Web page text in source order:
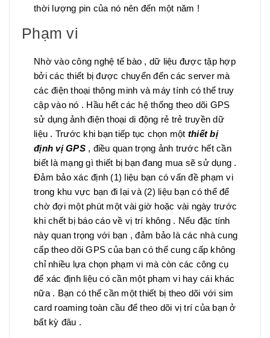
thời lượng pin của nó nên đến một năm !
Phạm vi
Nhờ vào công nghệ tế bào , dữ liệu được tập hợp
bởi các thiết bị được chuyển đến các server mà
các điện thoại thông minh và máy tính có thể truy
cập vào nó . Hầu hết các hệ thống theo dõi GPS
sử dụng ảnh điện thoại di động rẻ trẻ truyền dữ
liệu . Trước khi bạn tiếp tục chọn một thiết bị
định vị GPS , điều quan trọng ảnh trước hết cần
biết là mạng gì thiết bị bạn đang mua sẽ sử dụng .
Đảm bảo xác định (1) liệu bạn có vấn đề phạm vi
trong khu vực bạn đi lại và (2) liệu bạn có thể để
chờ đợi một phút một vài giờ hoặc vài ngày trước
khi chết bị báo cáo về vị trí không . Nếu đặc tính
này quan trọng với bạn , đảm bảo là các nhà cung
cấp theo dõi GPS của bạn có thể cung cấp không
chỉ nhiều lựa chọn phạm vi mà còn các công cụ
để xác định liệu có cần một phạm vi hay cái khác
nữa . Bạn có thể cần một thiết bị theo dõi với sim
card roaming toàn cầu để theo dõi vị trí của bạn ở
bất kỳ đâu .